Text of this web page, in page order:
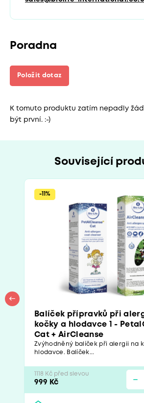
Poradna
Položit dotaz
K tomuto produktu zatím nepadly
být první. :-)
Související
-11%
Balíček přípravků při
kočky a hlodavce 1 -
Cat + AirCleanse
Zvýhodněný balíček při alergii na
hlodavce. Balíček...
1118 Kč před slevou
999 Kč